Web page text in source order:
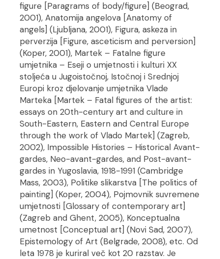
figure [Paragrams of body/figure] (Beograd,
2001), Anatomija angelova [Anatomy of
angels] (Ljubljana, 2001), Figura, askeza in
perverzija [Figure, asceticism and perversion]
(Koper, 2001), Martek – Fatalne figure
umjetnika – Eseji o umjetnosti i kulturi XX
stoljeća u Jugoistočnoj, Istočnoj i Srednjoj
Europi kroz djelovanje umjetnika Vlade
Marteka [Martek – Fatal figures of the artist:
essays on 20th-century art and culture in
South-Eastern, Eastern and Central Europe
through the work of Vlado Martek] (Zagreb,
2002), Impossible Histories – Historical Avant-
gardes, Neo-avant-gardes, and Post-avant-
gardes in Yugoslavia, 1918-1991 (Cambridge
Mass, 2003), Politike slikarstva [The politics of
painting] (Koper, 2004), Pojmovnik suvremene
umjetnosti [Glossary of contemporary art]
(Zagreb and Ghent, 2005), Konceptualna
umetnost [Conceptual art] (Novi Sad, 2007),
Epistemology of Art (Belgrade, 2008), etc. Od
leta 1978 je kuriral več kot 20 razstav. Je